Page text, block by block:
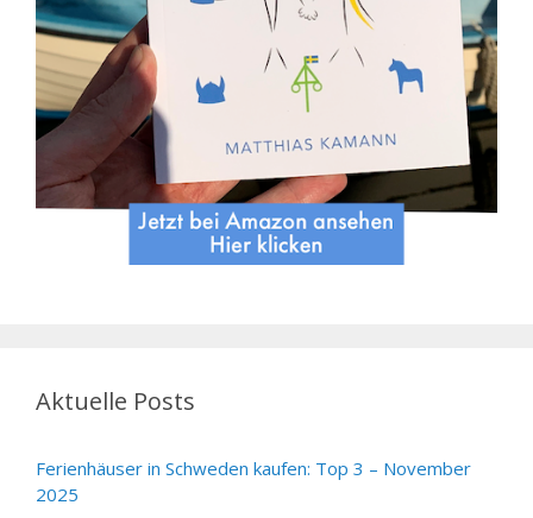
Aktuelle Posts
Ferienhäuser in Schweden kaufen: Top 3 – November
2025